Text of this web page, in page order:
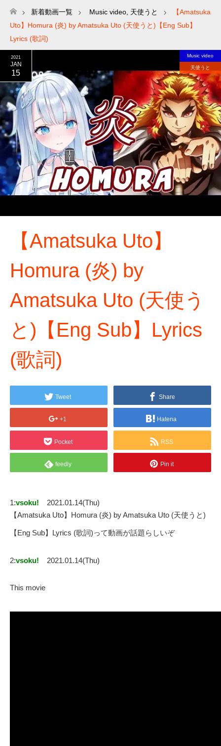
ホーム
新着動画一覧 Music video 天使うと
【Amatsuka
Uto】Homura (炎) by Amatsuka Uto (天使うと)【Eng Sub】
Lyrics (歌詞)
2021
JAN
15
Music video
天使うと
【Amatsuka Uto】
Homura (炎) by
Amatsuka Uto (天使う
と)【Eng Sub】Lyrics
(歌詞)
Tweet Share
+1 Hatena
Pocket RSS
feedly Pin it
1:vsoku!
2021.01.14(Thu)
【Amatsuka Uto】Homura (炎) by Amatsuka Uto (天使うと)
【Eng Sub】Lyrics (歌詞)って動画が話題らしいぞ
2:vsoku! 2021.01.14(Thu)
This movie